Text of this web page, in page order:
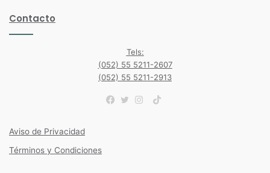
Contacto
Tels:
(052) 55 5211-2607
(052) 55 5211-2913
TikTok
Aviso de Privacidad
Términos y Condiciones